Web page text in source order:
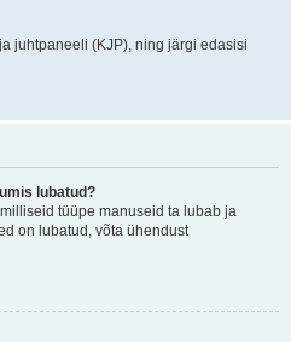
juhtpaneeli (KJP), ning järgi edasisi
lubatud?
tüüpe manuseid ta lubab ja
on lubatud, võta ühendust